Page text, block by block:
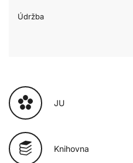
Údržba
JU
Knihovna